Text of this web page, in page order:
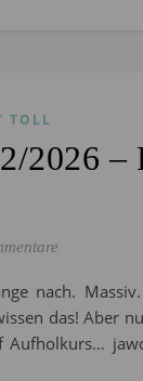
TOLL
2026 –
nach.
das! Aber